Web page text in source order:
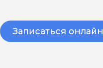
Записаться онлайн